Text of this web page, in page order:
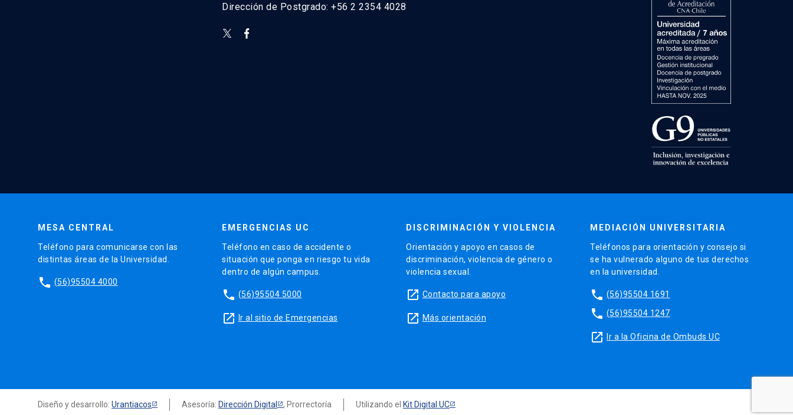
Dirección de Postgrado: +56 2 2354 4028
MESA CENTRAL
Teléfono para comunicarse con las
distintas áreas de la Universidad.
phone (56)95504 4000
EMERGENCIAS UC
Teléfono en caso de accidente o
situación que ponga en riesgo tu vida
dentro de algún campus.
phone (56)95504 5000
launch Ir al sitio de Emergencias
DISCRIMINACIÓN Y VIOLENCIA
Orientación y apoyo en casos de
discriminación, violencia de género o
violencia sexual.
launch Contacto para apoyo
launch Más orientación
MEDIACIÓN UNIVERSITARIA
Teléfonos para orientación y consejo si
se ha vulnerado alguno de tus derechos
en la universidad.
phone (56)95504 1691
phone (56)95504 1247
launch Ir a la Oficina de Ombuds UC
Diseño y desarrollo: Urantiacos Asesoría: Dirección Digital , Prorrectoría Utilizando el Kit Digital UC